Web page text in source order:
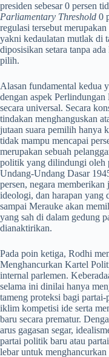
presiden sebesar 0 persen
Parliamentary Threshold 0
regulasi tersebut
yakni kedaulatan mutlak di
diposisikan setara tanpa
pilih.
​Alasan fundamental kedua
dengan aspek
secara universal. Secara
tindakan menghanguskan
jutaan suara pemilih hanya
tidak mampu mencapai
merupakan sebuah
politik yang dilindungi oleh
Undang-Undang Dasar
persen, negara
ideologi, dan harapan yang
sampai Merauke akan
yang sah di dalam gedung
dianaktirikan.
​Pada poin ketiga, Rodhi
Menghancurkan Kartel
internal parlemen.
selama ini dinilai hanya
tameng proteksi bagi
iklim kompetisi ide serta
baru secara prematur.
arus gagasan segar,
partai politik baru atau
lebar untuk